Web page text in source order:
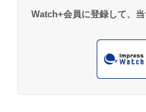
Watch+会員に登録して、